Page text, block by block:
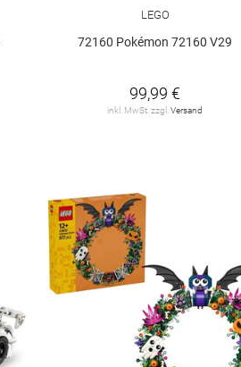
LEGO
72160 Pokémon 72160 V29
99,99 €
inkl. MwSt. zzgl.Versand